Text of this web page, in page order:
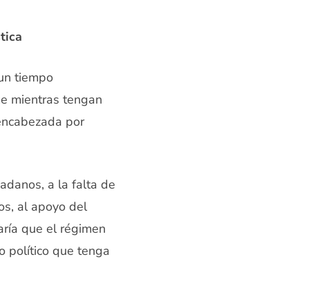
tiempo
mientras tengan
por
a la falta de
al apoyo del
que el régimen
político que tenga